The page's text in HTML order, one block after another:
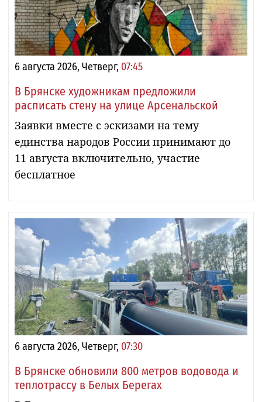
6 августа 2026, Четверг, 07:45
В Брянске художникам предложили
расписать стену на улице Арсенальской
Заявки вместе с эскизами на тему
единства народов России принимают до
11 августа включительно, участие
бесплатное
6 августа 2026, Четверг, 07:30
В Брянске обновили 800 метров водовода и
теплотрассу в Белых Берегах